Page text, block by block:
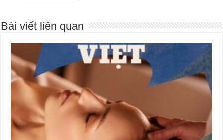
Bài viết liên quan